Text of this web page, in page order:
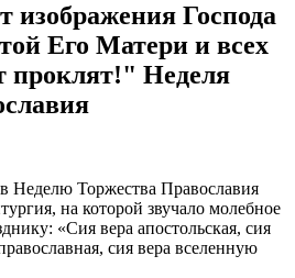
изображения Господа
Его Матери и всех
проклят!" Неделя
Неделю Торжества Православия
на которой звучало молебное
«Сия вера апостольская, сия
сия вера вселенную